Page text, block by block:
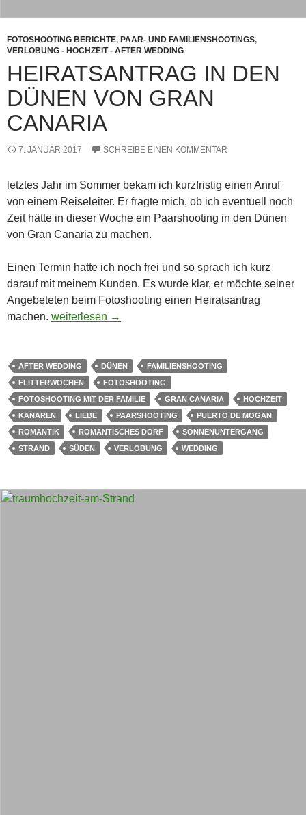
FOTOSHOOTING BERICHTE, PAAR- UND FAMILIENSHOOTINGS,
VERLOBUNG - HOCHZEIT - AFTER WEDDING
HEIRATSANTRAG IN DEN
DÜNEN VON GRAN
CANARIA
7. JANUAR 2017 SCHREIBE EINEN KOMMENTAR
letztes Jahr im Sommer bekam ich kurzfristig einen Anruf
von einem Reiseleiter. Er fragte mich, ob ich eventuell noch
Zeit hätte in dieser Woche ein Paarshooting in den Dünen
von Gran Canaria zu machen.
Einen Termin hatte ich noch frei und so sprach ich kurz
darauf mit meinem Kunden. Es wurde klar, er möchte seiner
Angebeteten beim Fotoshooting einen Heiratsantrag
machen. Heiratsantrag in den Dünen von Gran Canaria
weiterlesen →
AFTER WEDDING DÜNEN
FAMILIENSHOOTING
FLITTERWOCHEN
FOTOSHOOTING
FOTOSHOOTING MIT DER FAMILIE
GRAN CANARIA
HOCHZEIT
KANAREN
LIEBE PAARSHOOTING
PUERTO DE MOGAN
ROMANTIK
ROMANTISCHES DORF
SONNENUNTERGANG
STRAND
SÜDEN VERLOBUNG WEDDING